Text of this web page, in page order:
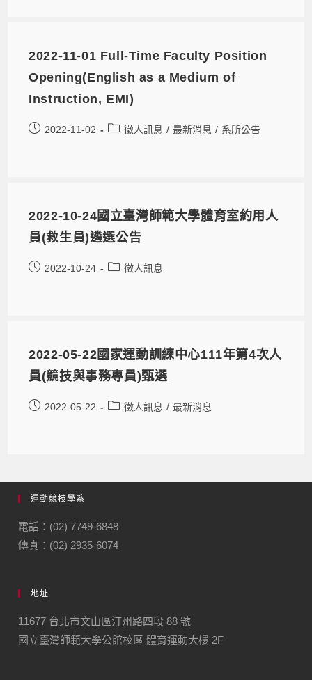
2022-11-01 Full-Time Faculty Position
Opening(English as a Medium of
Instruction, EMI)
2022-11-02 徵人訊息 / 最新消息 / 系所公告
2022-10-24國立臺灣師範大學體育室約用人
員(救生員)遴選公告
2022-10-24 徵人訊息
2022-05-22國家運動訓練中心111年第4次人
員(競技與事務專員)甄選
2022-05-22 徵人訊息 / 最新消息
運動競技學系
電話：(02) 7749-6848
傳真：(02) 2935-6074
地址
11677 台北市文山區汀州路四段 88 號
國立臺灣師範大學公館校區 體育運動大樓 2F